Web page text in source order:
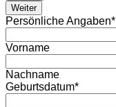
Weiter
Persönliche Angaben*
Vorname
Nachname
Geburtsdatum*